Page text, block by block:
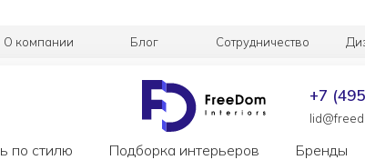
О компании Блог Сотрудничество
+7
по стилю Подборка интерьеров Бренды